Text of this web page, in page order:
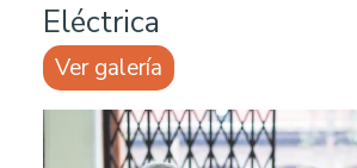
Eléctrica
Ver galería